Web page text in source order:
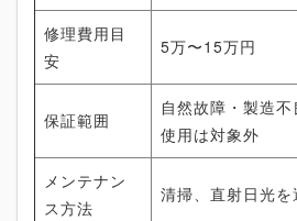
修理費用目
安
5万〜15万円
保証範囲
自然故障・製造
使用は対象外
メンテナン
ス方法
清掃、直射日光